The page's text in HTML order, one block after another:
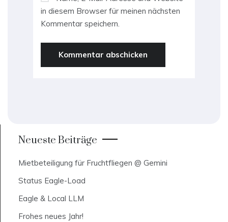
in diesem Browser für meinen nächsten
Kommentar speichern.
Neueste Beiträge
Mietbeteiligung für Fruchtfliegen @ Gemini
Status Eagle-Load
Eagle & Local LLM
Frohes neues Jahr!